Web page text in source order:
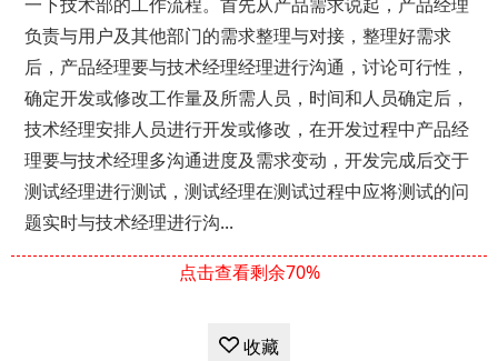
负责与用户及其他部门的需求整理与对接，整理好需求
后，产品经理要与技术经理经理进行沟通，讨论可行性，
确定开发或修改工作量及所需人员，时间和人员确定后，
技术经理安排人员进行开发或修改，在开发过程中产品经
理要与技术经理多沟通进度及需求变动，开发完成后交于
测试经理进行测试，测试经理在测试过程中应将测试的问
题实时与技术经理进行沟...
点击查看剩余70%
收藏